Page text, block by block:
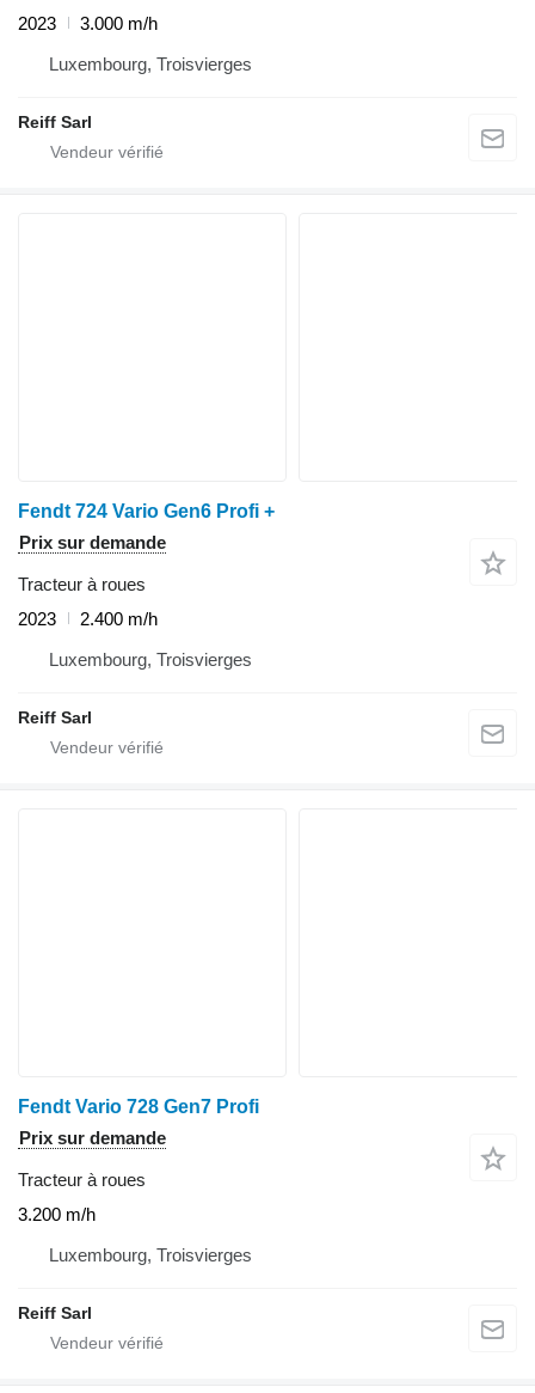
2023
3.000 m/h
Luxembourg, Troisvierges
Reiff Sarl
Fendt 724 Vario Gen6 Profi +
Prix sur demande
Tracteur à roues
2023
2.400 m/h
Luxembourg, Troisvierges
Reiff Sarl
Fendt Vario 728 Gen7 Profi
Prix sur demande
Tracteur à roues
3.200 m/h
Luxembourg, Troisvierges
Reiff Sarl